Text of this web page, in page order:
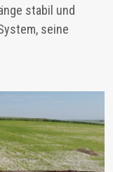
stabil und
seine